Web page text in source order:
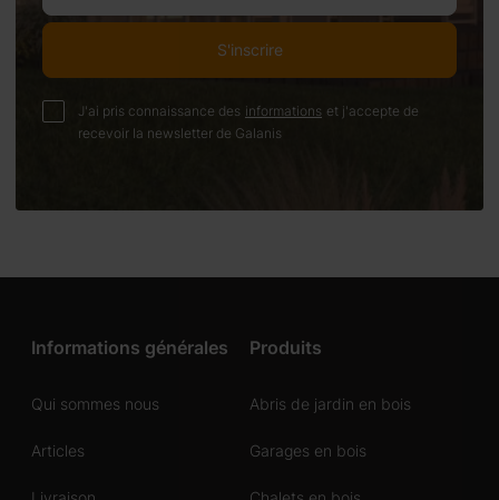
S'inscrire
J'ai pris connaissance des informations et j'accepte de
recevoir la newsletter de Galanis
Informations générales
Qui sommes nous
Articles
Produits
Abris de jardin en bois
Garages en bois